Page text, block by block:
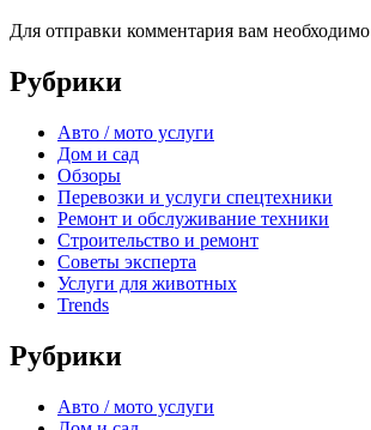
Для отправки комментария вам необходимо
Рубрики
Авто / мото услуги
Дом и сад
Обзоры
Перевозки и услуги спецтехники
Ремонт и обслуживание техники
Строительство и ремонт
Советы эксперта
Услуги для животных
Trends
Рубрики
Авто / мото услуги